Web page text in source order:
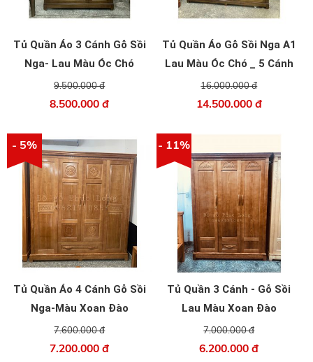
Tủ Quần Áo 3 Cánh Gỗ Sồi
Nga- Lau Màu Óc Chó
9.500.000 đ
8.500.000 đ
Tủ Quần Áo Gỗ Sồi Nga A1
Lau Màu Óc Chó _ 5 Cánh
Cao _2 Tầng
16.000.000 đ
14.500.000 đ
- 5%
Tủ Quần Áo 4 Cánh Gỗ Sồi
Nga-Màu Xoan Đào
7.600.000 đ
7.200.000 đ
- 11%
Tủ Quần 3 Cánh - Gỗ Sồi
Lau Màu Xoan Đào
7.000.000 đ
6.200.000 đ